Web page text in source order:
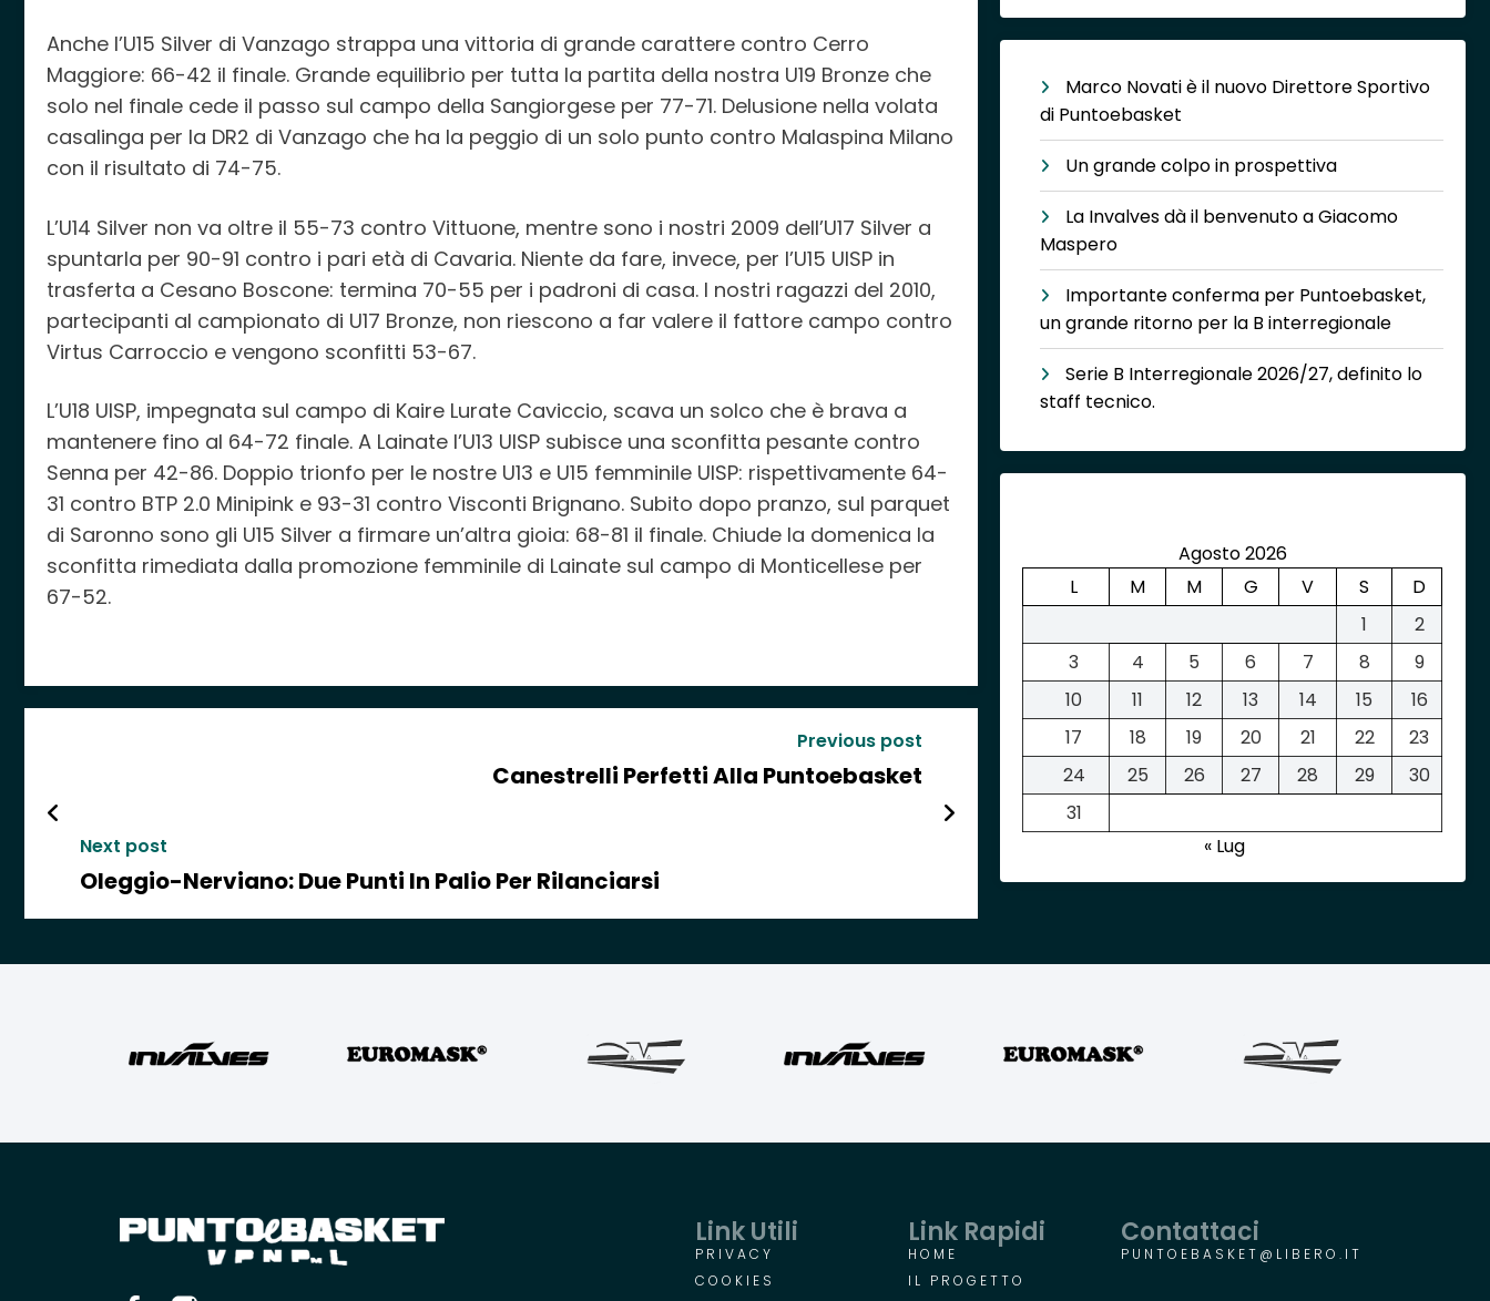
Anche l’U15 Silver di Vanzago strappa una vittoria di grande carattere contro Cerro
Maggiore: 66-42 il finale. Grande equilibrio per tutta la partita della nostra U19 Bronze che
solo nel finale cede il passo sul campo della Sangiorgese per 77-71. Delusione nella volata
casalinga per la DR2 di Vanzago che ha la peggio di un solo punto contro Malaspina Milano
con il risultato di 74-75.
L’U14 Silver non va oltre il 55-73 contro Vittuone, mentre sono i nostri 2009 dell’U17 Silver a
spuntarla per 90-91 contro i pari età di Cavaria. Niente da fare, invece, per l’U15 UISP in
trasferta a Cesano Boscone: termina 70-55 per i padroni di casa. I nostri ragazzi del 2010,
partecipanti al campionato di U17 Bronze, non riescono a far valere il fattore campo contro
Virtus Carroccio e vengono sconfitti 53-67.
L’U18 UISP, impegnata sul campo di Kaire Lurate Caviccio, scava un solco che è brava a
mantenere fino al 64-72 finale. A Lainate l’U13 UISP subisce una sconfitta pesante contro
Senna per 42-86. Doppio trionfo per le nostre U13 e U15 femminile UISP: rispettivamente 64-
31 contro BTP 2.0 Minipink e 93-31 contro Visconti Brignano. Subito dopo pranzo, sul parquet
di Saronno sono gli U15 Silver a firmare un’altra gioia: 68-81 il finale. Chiude la domenica la
sconfitta rimediata dalla promozione femminile di Lainate sul campo di Monticellese per
67-52.
Previous post
Canestrelli Perfetti Alla Puntoebasket
Next post
Oleggio-Nerviano: Due Punti In Palio Per Rilanciarsi
Marco Novati è il nuovo Direttore Sportivo
di Puntoebasket
Un grande colpo in prospettiva
La Invalves dà il benvenuto a Giacomo
Maspero
Importante conferma per Puntoebasket,
un grande ritorno per la B interregionale
Serie B Interregionale 2026/27, definito lo
staff tecnico.
Agosto 2026
L
M M G V S
D
1
2
3
4 5 6 7 8
9
10
11 12 13 14 15
16
17
18 19 20 21 22
23
24
25 26 27 28 29
30
31
« Lug
Link Utili
PRIVACY
COOKIES
Link Rapidi
HOME
IL PROGETTO
Contattaci
PUNTOEBASKET@LIBERO.IT